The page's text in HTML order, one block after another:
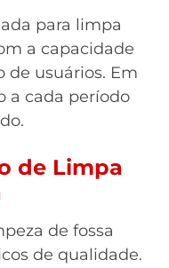
para limpa
a capacidade
de usuários. Em
a cada período
de Limpa
de fossa
de qualidade.